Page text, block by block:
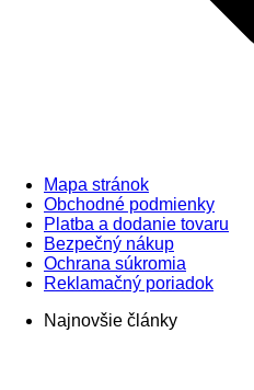
Mapa stránok
Obchodné podmienky
Platba a dodanie tovaru
Bezpečný nákup
Ochrana súkromia
Reklamačný poriadok
Najnovšie články